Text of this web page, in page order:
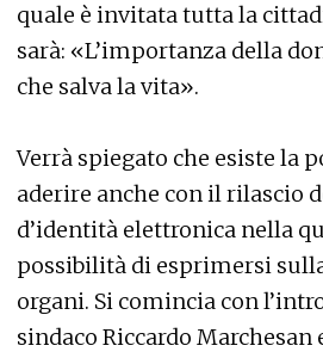
quale è invitata tutta la
sarà: «L’importanza della
che salva la vita».
Verrà spiegato che esiste la
aderire anche con il rilascio
d’identità elettronica nella
possibilità di esprimersi
organi. Si comincia con
sindaco Riccardo Marchesan